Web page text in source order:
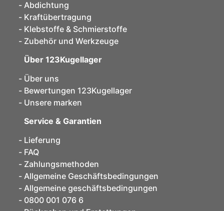
Abdichtung
Kraftübertragung
Klebstoffe & Schmierstoffe
Zubehör und Werkzeuge
Über 123Kugellager
Über uns
Bewertungen 123Kugellager
Unsere marken
Service & Garantien
Lieferung
FAQ
Zahlungsmethoden
Allgemeine Geschäftsbedingungen
Allgemeine geschäftsbedingungen
0800 001 076 6